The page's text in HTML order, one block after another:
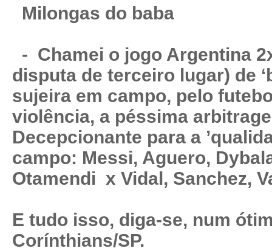
Milongas do baba
- Chamei o jogo Argentina
disputa de terceiro lugar) de
sujeira em campo, pelo
violência, a péssima
Decepcionante para a
campo: Messi, Aguero,
Otamendi x Vidal, Sanchez,
E tudo isso, diga-se, num
Corínthians/SP.